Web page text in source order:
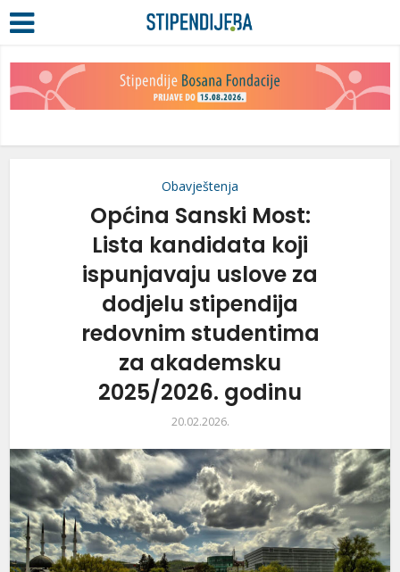
Obavještenja
Općina Sanski Most:
Lista kandidata koji
ispunjavaju uslove za
dodjelu stipendija
redovnim studentima
za akademsku
2025/2026. godinu
20.02.2026.